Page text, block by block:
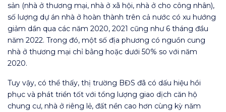
sản (nhà ở thương mại, nhà ở xã hội, nhà ở cho công nhân),
số lượng dự án nhà ở hoàn thành trên cả nước có xu hướng
giảm dần qua các năm 2020, 2021 cũng như 6 tháng đầu
năm 2022. Trong đó, một số địa phương có nguồn cung
nhà ở thương mại chỉ bằng hoặc dưới 50% so với năm
2020.
Tuy vậy, có thể thấy, thị trường BĐS đã có dấu hiệu hồi
phục và phát triển tốt với tổng lượng giao dịch căn hộ
chung cư, nhà ở riêng lẻ, đất nền cao hơn cùng kỳ năm